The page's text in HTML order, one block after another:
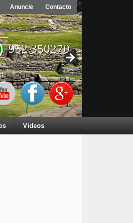
Anuncie Contacto
952 350270
Videos